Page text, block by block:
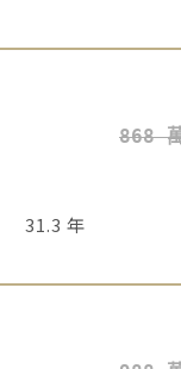
31.3 年
868